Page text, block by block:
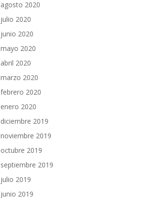
agosto 2020
julio 2020
junio 2020
mayo 2020
abril 2020
marzo 2020
febrero 2020
enero 2020
diciembre 2019
noviembre 2019
octubre 2019
septiembre 2019
julio 2019
junio 2019